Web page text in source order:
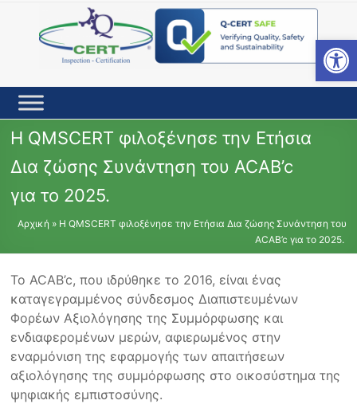
Open toolbar
content
Η QMSCERT φιλοξένησε την Ετήσια
Δια ζώσης Συνάντηση του ACAB’c
για το 2025.
Αρχική » Η QMSCERT φιλοξένησε την Ετήσια Δια ζώσης Συνάντηση του
ACAB’c για το 2025.
Το ACAB’c, που ιδρύθηκε το 2016, είναι ένας
καταγεγραμμένος σύνδεσμος Διαπιστευμένων
Φορέων Αξιολόγησης της Συμμόρφωσης και
ενδιαφερομένων μερών, αφιερωμένος στην
εναρμόνιση της εφαρμογής των απαιτήσεων
αξιολόγησης της συμμόρφωσης στο οικοσύστημα της
ψηφιακής εμπιστοσύνης.